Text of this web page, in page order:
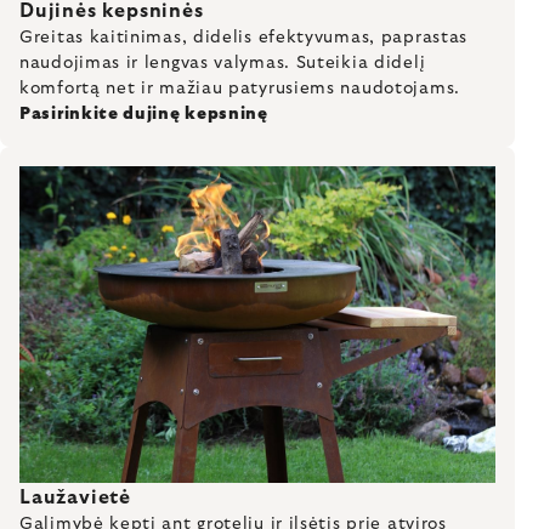
Dujinės kepsninės
Greitas kaitinimas, didelis efektyvumas, paprastas
naudojimas ir lengvas valymas. Suteikia didelį
komfortą net ir mažiau patyrusiems naudotojams.
Pasirinkite dujinę kepsninę
Laužavietė
Galimybė kepti ant grotelių ir ilsėtis prie atviros